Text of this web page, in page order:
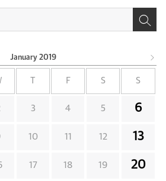
January 2019
F S S
3 4 5 6
10 11 12 13
17 18 19 20